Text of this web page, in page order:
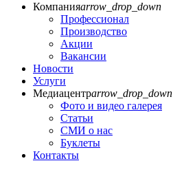
Компанияarrow_drop_down
Профессионал
Производство
Акции
Вакансии
Новости
Услуги
Медиацентрarrow_drop_down
Фото и видео галерея
Статьи
СМИ о нас
Буклеты
Контакты